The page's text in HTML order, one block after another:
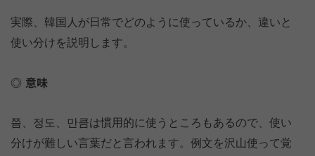
実際、韓国人が日常でどのように使っているか、違いと
使い分けを説明します。
意味
쯤、정도、만큼は慣用的に使うところもあるので、使い
分けが難しい言葉だと言われます。例文を沢山使って覚